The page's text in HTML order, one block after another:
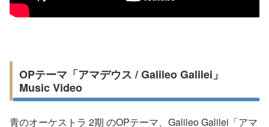
OPテーマ「アマデウス / Galileo Galilei」
Music Video
青のオーケストラ 2期 のOPテーマ、Galileo Galilei「アマ